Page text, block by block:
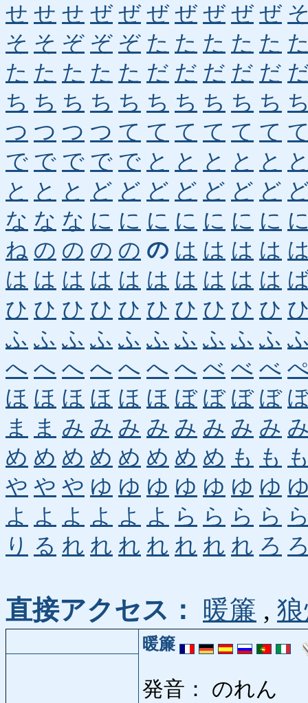
せ せ せ ぜ ぜ ぜ ぜ ぜ ぜ ぜ
そ そ ぞ ぞ ぞ た た た た た
た た た た た だ だ だ だ だ
ち ち ち ち ち ち ち ち ち ち
つ つ つ つ て て て て て て
で で で で で と と と と と
と と と ど ど ど ど ど ど ど
な な な に に に に に に に
ね の の の の の は は は は
は は は は は は は は は は
ひ ひ ひ ひ ひ ひ ひ ひ ひ ひ
ふ ふ ふ ふ ふ ふ ふ ふ ふ ふ
へ へ へ へ へ へ へ べ べ べ
ほ ほ ほ ほ ほ ほ ぼ ぼ ぼ ぼ
ま
ま み み み み み み み み
め め め め め め め め も も
や や や ゆ ゆ ゆ ゆ ゆ ゆ ゆ
よ よ よ よ よ よ ら ら ら ら
り る れ れ れ れ れ れ れ ろ
直接アクセス： 暖簾 ,
暖簾
発音： のれん